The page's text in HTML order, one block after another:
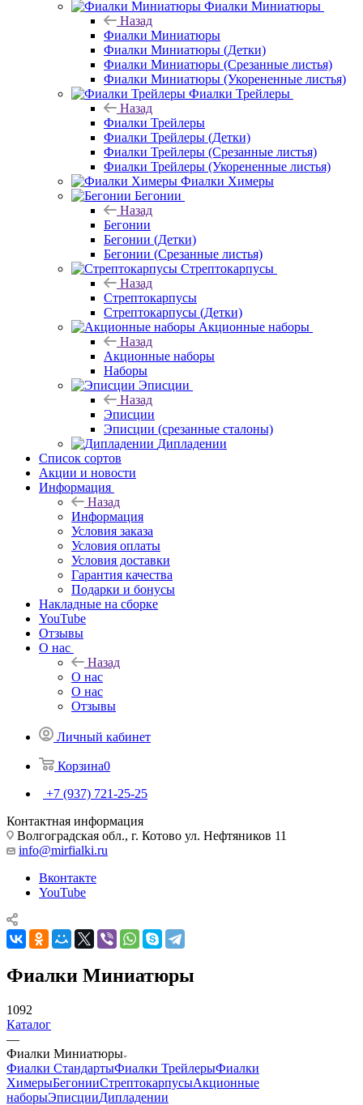
Фиалки Миниатюры
Назад
Фиалки Миниатюры
Фиалки Миниатюры (Детки)
Фиалки Миниатюры (Срезанные листья)
Фиалки Миниатюры (Укорененные листья)
Фиалки Трейлеры
Назад
Фиалки Трейлеры
Фиалки Трейлеры (Детки)
Фиалки Трейлеры (Срезанные листья)
Фиалки Трейлеры (Укорененные листья)
Фиалки Химеры
Бегонии
Назад
Бегонии
Бегонии (Детки)
Бегонии (Срезанные листья)
Стрептокарпусы
Назад
Стрептокарпусы
Стрептокарпусы (Детки)
Акционные наборы
Назад
Акционные наборы
Наборы
Эписции
Назад
Эписции
Эписции (срезанные сталоны)
Дипладении
Список сортов
Акции и новости
Информация
Назад
Информация
Условия заказа
Условия оплаты
Условия доставки
Гарантия качества
Подарки и бонусы
Накладные на сборке
YouTube
Отзывы
О нас
Назад
О нас
О нас
Отзывы
Личный кабинет
Корзина0
+7 (937) 721-25-25
Контактная информация
Волгоградская обл., г. Котово ул. Нефтяников 11
info@mirfialki.ru
Вконтакте
YouTube
Фиалки Миниатюры
1092
Каталог
—
Фиалки Миниатюры
Фиалки СтандартыФиалки ТрейлерыФиалки
ХимерыБегонииСтрептокарпусыАкционные
наборыЭписцииДипладении